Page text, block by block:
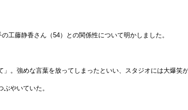
藤静香さん（54）との関係性について明かしました。
。強めな言葉を放ってしまったといい、スタジオには大爆笑が
やいていた。